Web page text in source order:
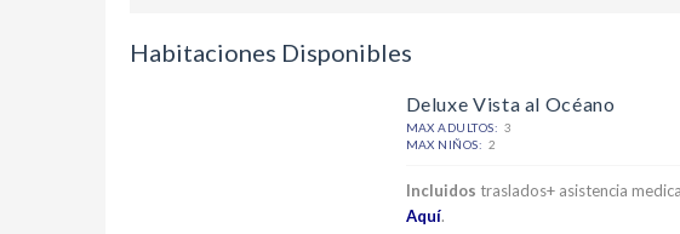
Habitaciones Disponibles
Deluxe Vista al Océano
MAX ADULTOS: 3
MAX NIÑOS: 2
Incluidos traslados+ asistencia
Aquí.